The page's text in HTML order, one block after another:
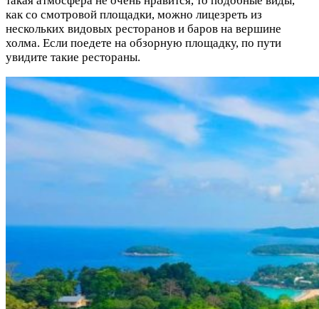
как со смотровой площадки, можно лицезреть из
нескольких видовых ресторанов и баров на вершине
холма. Если поедете на обзорную площадку, по пути
увидите такие рестораны.